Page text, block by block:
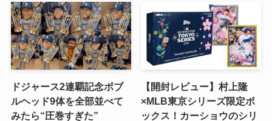
ドジャース2連覇記念ボブ
ルヘッド9体を全部並べて
みたら“圧巻すぎた”
【開封レビュー】村上隆
×MLB東京シリーズ限定ボ
ックス！カーショウのシリ